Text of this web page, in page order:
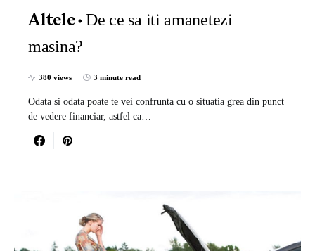
Altele
De ce sa iti amanetezi
masina?
380 views 3 minute read
Odata si odata poate te vei confrunta cu o situatia grea din punct
de vedere financiar, astfel ca…